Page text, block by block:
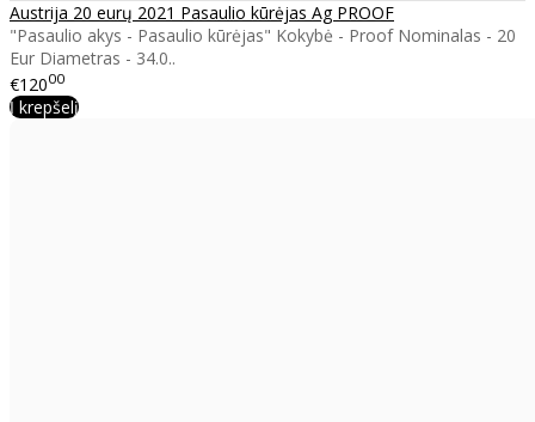
Austrija 20 eurų 2021 Pasaulio kūrėjas Ag PROOF
"Pasaulio akys - Pasaulio kūrėjas" Kokybė - Proof Nominalas - 20
Eur Diametras - 34.0..
€12000
Į krepšelį